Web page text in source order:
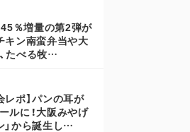
45％増量の第2弾が
キン南蛮弁当や大
たべる牧…
レポ】パンの耳が
ルに！大阪みやげ
」から誕生し…